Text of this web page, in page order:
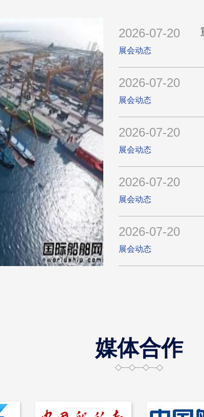
2026-07-20
展会动态
2026-07-20
展会动态
2026-07-20
展会动态
2026-07-20
展会动态
2026-07-20
展会动态
媒体合作